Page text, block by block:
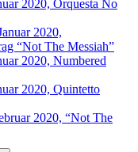
2020, Orquesta No
2020,
“Not The Messiah”
2020, Numbered
2020, Quintetto
2020, “Not The